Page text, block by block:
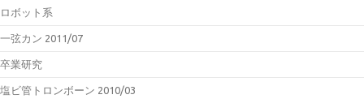
ロボット系
一弦カン 2011/07
卒業研究
塩ビ管トロンボーン 2010/03